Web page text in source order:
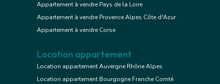
Appartement à vendre Pays de la Loire
Appartement à vendre Provence Alpes Côte d'Azur
Appartement à vendre Corse
Location appartement
Location appartement Auvergne Rhône Alpes
Location appartement Bourgogne Franche Comté